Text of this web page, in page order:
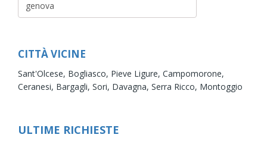
CITTÀ VICINE
Sant'Olcese, Bogliasco, Pieve Ligure, Campomorone,
Ceranesi, Bargagli, Sori, Davagna, Serra Ricco, Montoggio
ULTIME RICHIESTE